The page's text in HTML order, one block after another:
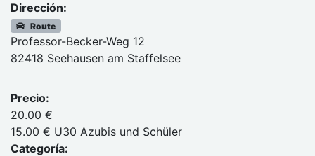
Dirección:
Route
Professor-Becker-Weg 12
82418 Seehausen am Staffelsee
Precio:
20.00 €
15.00 € U30 Azubis und Schüler
Categoría: